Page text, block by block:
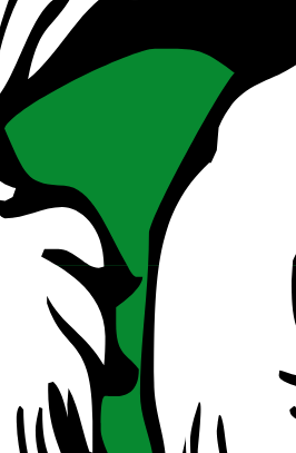
und Unternehmer aus dem
mit
und Training, Zuschuss
Sektor sowie wirtschaftsnahe
Voraussetzung sind ein Sitz in
Unterstützung